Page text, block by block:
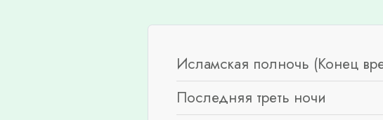
Исламская полночь (Конец
Последняя треть ночи